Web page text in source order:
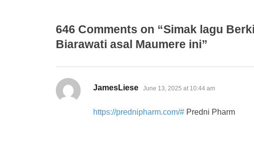
646 Comments on “Simak lagu
Biarawati asal Maumere ini”
JamesLiese says:
June 13, 2025 at 10:44 am
https://prednipharm.com/# Predni Pharm